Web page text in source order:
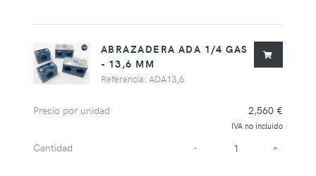
ABRAZADERA ADA 1/4 GAS
- 13,6 MM
Referencia: ADA13,6
Precio por unidad 2,560 €
IVA no incluido
Cantidad - +